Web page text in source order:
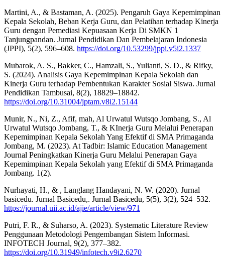
Martini, A., & Bastaman, A. (2025). Pengaruh Gaya Kepemimpinan
Kepala Sekolah, Beban Kerja Guru, dan Pelatihan terhadap Kinerja
Guru dengan Pemediasi Kepuasaan Kerja Di SMKN 1
Tanjungpandan. Jurnal Pendidikan Dan Pembelajaran Indonesia
(JPPI), 5(2), 596–608. https://doi.org/10.53299/jppi.v5i2.1337
Mubarok, A. S., Bakker, C., Hamzali, S., Yulianti, S. D., & Rifky,
S. (2024). Analisis Gaya Kepemimpinan Kepala Sekolah dan
Kinerja Guru terhadap Pembentukan Karakter Sosial Siswa. Jurnal
Pendidikan Tambusai, 8(2), 18829–18842.
https://doi.org/10.31004/jptam.v8i2.15144
Munir, N., Ni, Z., Afif, mah, Al Urwatul Wutsqo Jombang, S., Al
Urwatul Wutsqo Jombang, T., & KInerja Guru Melalui Penerapan
Kepemimpinan Kepala Sekolah Yang Efektif di SMA Primaganda
Jombang, M. (2023). At Tadbir: Islamic Education Management
Journal Peningkatkan Kinerja Guru Melalui Penerapan Gaya
Kepemimpinan Kepala Sekolah yang Efektif di SMA Primaganda
Jombang. 1(2).
Nurhayati, H., & , Langlang Handayani, N. W. (2020). Jurnal
basicedu. Jurnal Basicedu,. Jurnal Basicedu, 5(5), 3(2), 524–532.
https://journal.uii.ac.id/ajie/article/view/971
Putri, F. R., & Suharso, A. (2023). Systematic Literature Review
Penggunaan Metodologi Pengembangan Sistem Informasi.
INFOTECH Journal, 9(2), 377–382.
https://doi.org/10.31949/infotech.v9i2.6270